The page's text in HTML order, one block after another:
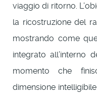
viaggio di ritorno.
la ricostruzione del
mostrando come
integrato all’interno
momento che
dimensione